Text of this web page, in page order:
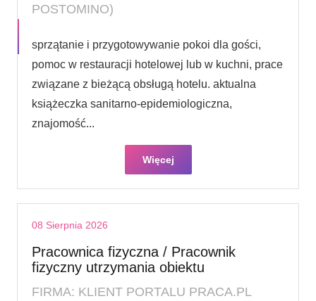
POSTOMINO)
sprzątanie i przygotowywanie pokoi dla gości,
pomoc w restauracji hotelowej lub w kuchni, prace
związane z bieżącą obsługą hotelu. aktualna
książeczka sanitarno-epidemiologiczna,
znajomość...
Więcej
08 Sierpnia 2026
Pracownica fizyczna / Pracownik
fizyczny utrzymania obiektu
FIRMA: KLIENT PORTALU PRACA.PL